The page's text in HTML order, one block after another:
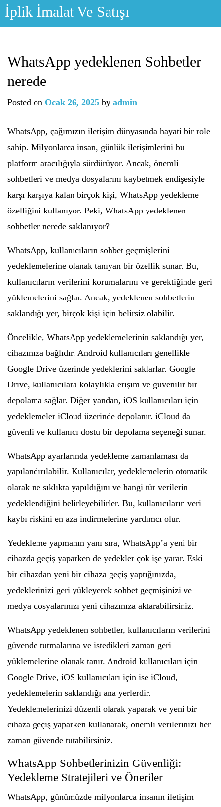
Skip
İplik İmalat Ve Satışı
WhatsApp yedeklenen Sohbetler
nerede
Posted on Ocak 26, 2025 by admin
WhatsApp, çağımızın iletişim dünyasında hayati bir role
sahip. Milyonlarca insan, günlük iletişimlerini bu
platform aracılığıyla sürdürüyor. Ancak, önemli
sohbetleri ve medya dosyalarını kaybetmek endişesiyle
karşı karşıya kalan birçok kişi, WhatsApp yedekleme
özelliğini kullanıyor. Peki, WhatsApp yedeklenen
sohbetler nerede saklanıyor?
WhatsApp, kullanıcıların sohbet geçmişlerini
yedeklemelerine olanak tanıyan bir özellik sunar. Bu,
kullanıcıların verilerini korumalarını ve gerektiğinde geri
yüklemelerini sağlar. Ancak, yedeklenen sohbetlerin
saklandığı yer, birçok kişi için belirsiz olabilir.
Öncelikle, WhatsApp yedeklemelerinin saklandığı yer,
cihazınıza bağlıdır. Android kullanıcıları genellikle
Google Drive üzerinde yedeklerini saklarlar. Google
Drive, kullanıcılara kolaylıkla erişim ve güvenilir bir
depolama sağlar. Diğer yandan, iOS kullanıcıları için
yedeklemeler iCloud üzerinde depolanır. iCloud da
güvenli ve kullanıcı dostu bir depolama seçeneği sunar.
WhatsApp ayarlarında yedekleme zamanlaması da
yapılandırılabilir. Kullanıcılar, yedeklemelerin otomatik
olarak ne sıklıkta yapıldığını ve hangi tür verilerin
yedeklendiğini belirleyebilirler. Bu, kullanıcıların veri
kaybı riskini en aza indirmelerine yardımcı olur.
Yedekleme yapmanın yanı sıra, WhatsApp’a yeni bir
cihazda geçiş yaparken de yedekler çok işe yarar. Eski
bir cihazdan yeni bir cihaza geçiş yaptığınızda,
yedeklerinizi geri yükleyerek sohbet geçmişinizi ve
medya dosyalarınızı yeni cihazınıza aktarabilirsiniz.
WhatsApp yedeklenen sohbetler, kullanıcıların verilerini
güvende tutmalarına ve istedikleri zaman geri
yüklemelerine olanak tanır. Android kullanıcıları için
Google Drive, iOS kullanıcıları için ise iCloud,
yedeklemelerin saklandığı ana yerlerdir.
Yedeklemelerinizi düzenli olarak yaparak ve yeni bir
cihaza geçiş yaparken kullanarak, önemli verilerinizi her
zaman güvende tutabilirsiniz.
WhatsApp Sohbetlerinizin Güvenliği:
Yedekleme Stratejileri ve Öneriler
WhatsApp, günümüzde milyonlarca insanın iletişim